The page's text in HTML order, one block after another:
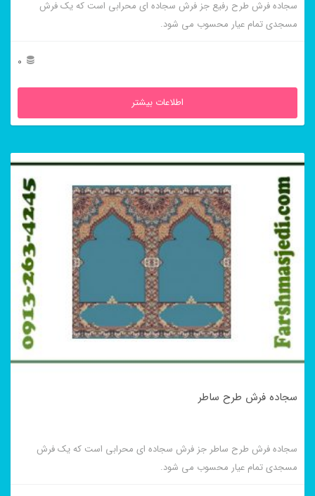
سجاده فرش طرح رفیع جز فرش سجاده ای محرابی است که یک فرش
مسجدی تمام عیار محسوب می شود.
0
اطلاعات بیشتر
سجاده فرش طرح ساطر
سجاده فرش طرح ساطر جز فرش سجاده ای محرابی است که یک فرش
مسجدی تمام عیار محسوب می شود.